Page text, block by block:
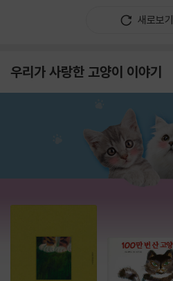
새로보기
우리가 사랑한 고양이 이야기